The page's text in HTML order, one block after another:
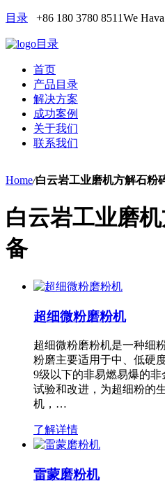
目录 +86 180 3780 8511We
目录
首页
产品目录
解决方案
成功案例
关于我们
联系我们
Home/白云岩工业磨机方解石粉
白云岩工业磨
备
超细微粉磨粉机
超细微粉磨粉机是一种细
粉磨主要适用于中、低硬
9级以下的非易燃易爆的
试验和改进，为超细粉的
机，…
了解详情
雷蒙磨粉机